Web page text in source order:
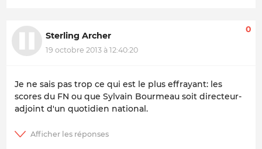
Sterling Archer
19 octobre 2013 à 12:40:20
0
Je ne sais pas trop ce qui est le plus effrayant: les
scores du FN ou que Sylvain Bourmeau soit directeur-
adjoint d'un quotidien national.